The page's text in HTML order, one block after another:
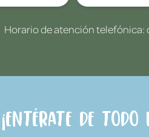
Horario de atención telefónica:
¡Entérate de todo